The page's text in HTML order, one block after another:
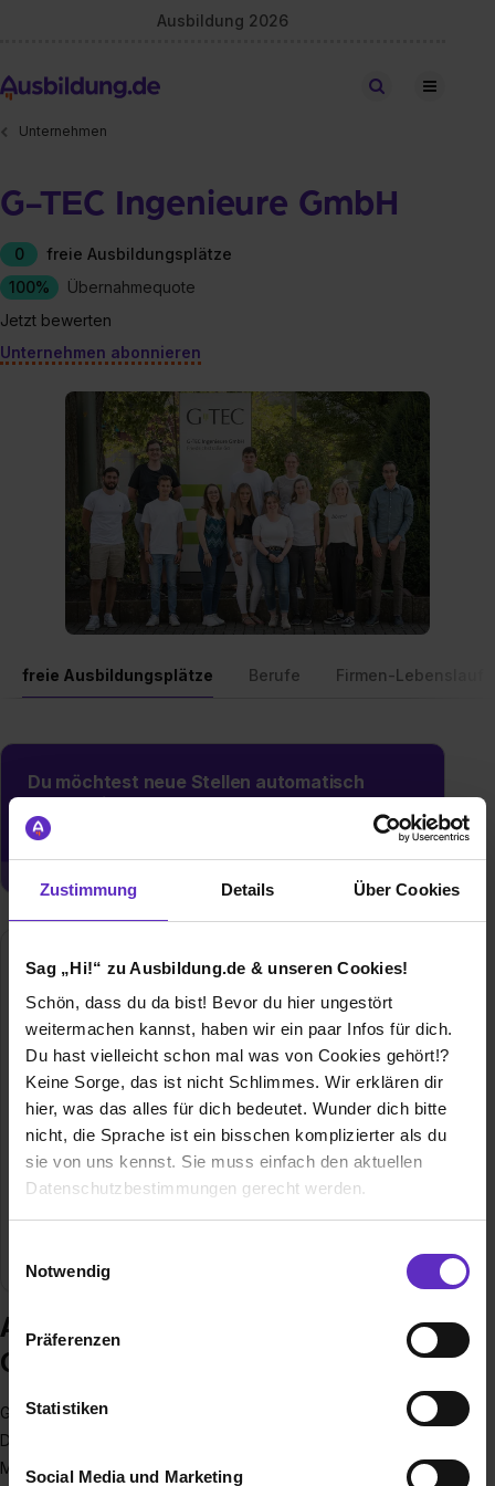
Zustimmung Details Über Cookies
Sag „Hi!“ zu Ausbildung.de & unseren Cookies!
Schön, dass du da bist! Bevor du hier ungestört
weitermachen kannst, haben wir ein paar Infos für dich.
Du hast vielleicht schon mal was von Cookies gehört!?
Keine Sorge, das ist nicht Schlimmes. Wir erklären dir
hier, was das alles für dich bedeutet. Wunder dich bitte
nicht, die Sprache ist ein bisschen komplizierter als du
sie von uns kennst. Sie muss einfach den aktuellen
Datenschutzbestimmungen gerecht werden.
Benutzung der Webseite getroffenen Einstellungen zu
Webseite zu analysieren („Statistiken“), um
Informationen zu deiner Verwendung unserer Website an
Analysen weiterzugeben und um Inhalte und Anzeigen zu
Notwendig
Präferenzen
Statistiken
Social Media und Marketing
Ausbildung 2026
Stellen finden
Unternehmen
G-TEC Ingenieure GmbH
0
freie Ausbildungsplätze
100%
Übernahmequote
Jetzt bewerten
Unternehmen abonnieren
freie Ausbildungsplätze Berufe Firmen-Lebenslauf
Du möchtest neue Stellen automatisch
zugeschickt bekommen?
G-TEC Ingenieure GmbH
Friedrichstraße 60
57072 Siegen
0271.33883-163
E-Mail anzeigen
Ausbildung bei G-TEC Ingenieure
GmbH
G-TEC ist eines der führenden Ingenieurbüros in
Deutschland. Derzeit arbeiten bei uns bereits über 100
Mitarbeiter|innen – oder wie wir sagen:
MITGESTALTER.